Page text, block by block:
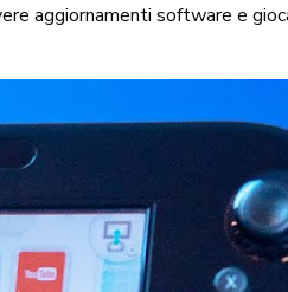
aggiornamenti software e